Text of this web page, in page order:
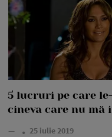
5 lucruri pe care
cineva care nu mă
— 25 iulie 2019